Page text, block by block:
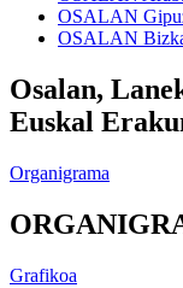
OSALAN
OSALAN
Osalan,
Euskal
Organigrama
Grafikoa